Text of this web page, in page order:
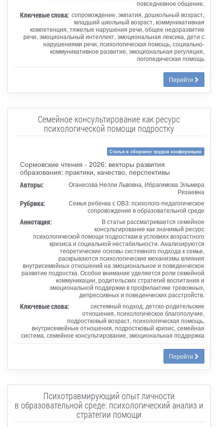
повседневное общение.
Ключевые слова: сопровождение, эмпатия, дошкольный возраст,
младший школьный возраст, коммуникативная
компетенция, тяжелые нарушения речи, общее недоразвитие
речи, эмоциональный интеллект, эмоциональная лексика, дети с
нарушениями речи, психологическая помощь, социально-
коммуникативное развитие, эмоциональная регуляция,
логопедическая помощь
Перейти
Семейное консультирование как ресурс
психологической помощи подростку
Статья в сборнике трудов конференции
Сормовские чтения - 2026: векторы развития
образования: практики, качество, перспективы
Авторы:
Оганесова Нелли Львовна, Ибрагимова Эльмира
Ризаевна
Рубрика:
Семья ребенка с ОВЗ: психолого-педагогическое
сопровождение в образовательной среде
Аннотация:
В статье рассматривается семейное
консультирование как значимый ресурс
психологической помощи подросткам в условиях возрастного
кризиса и социальной нестабильности. Анализируются
теоретические основы системного подхода к семье,
раскрываются психологические механизмы влияния
внутрисемейных отношений на эмоциональное и поведенческое
развитие подростка. Особое внимание уделяется роли семейной
коммуникации, родительских стратегий воспитания и
эмоциональной поддержки в профилактике тревожных,
депрессивных и поведенческих расстройств.
Ключевые слова:
системный подход, детско-родительские
отношения, психологическое благополучие,
подростковый возраст, психологическая помощь,
внутрисемейные отношения, подростковый кризис, семейная
система, семейное консультирование, эмоциональная поддержка
Перейти
Психотравмирующий опыт личности
в образовательной среде: психологический анализ и
стратегии помощи